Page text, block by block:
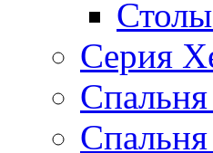
Серия